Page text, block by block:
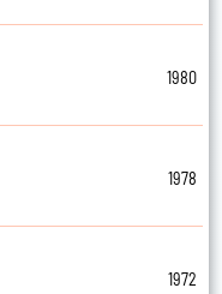
1980
1978
1972